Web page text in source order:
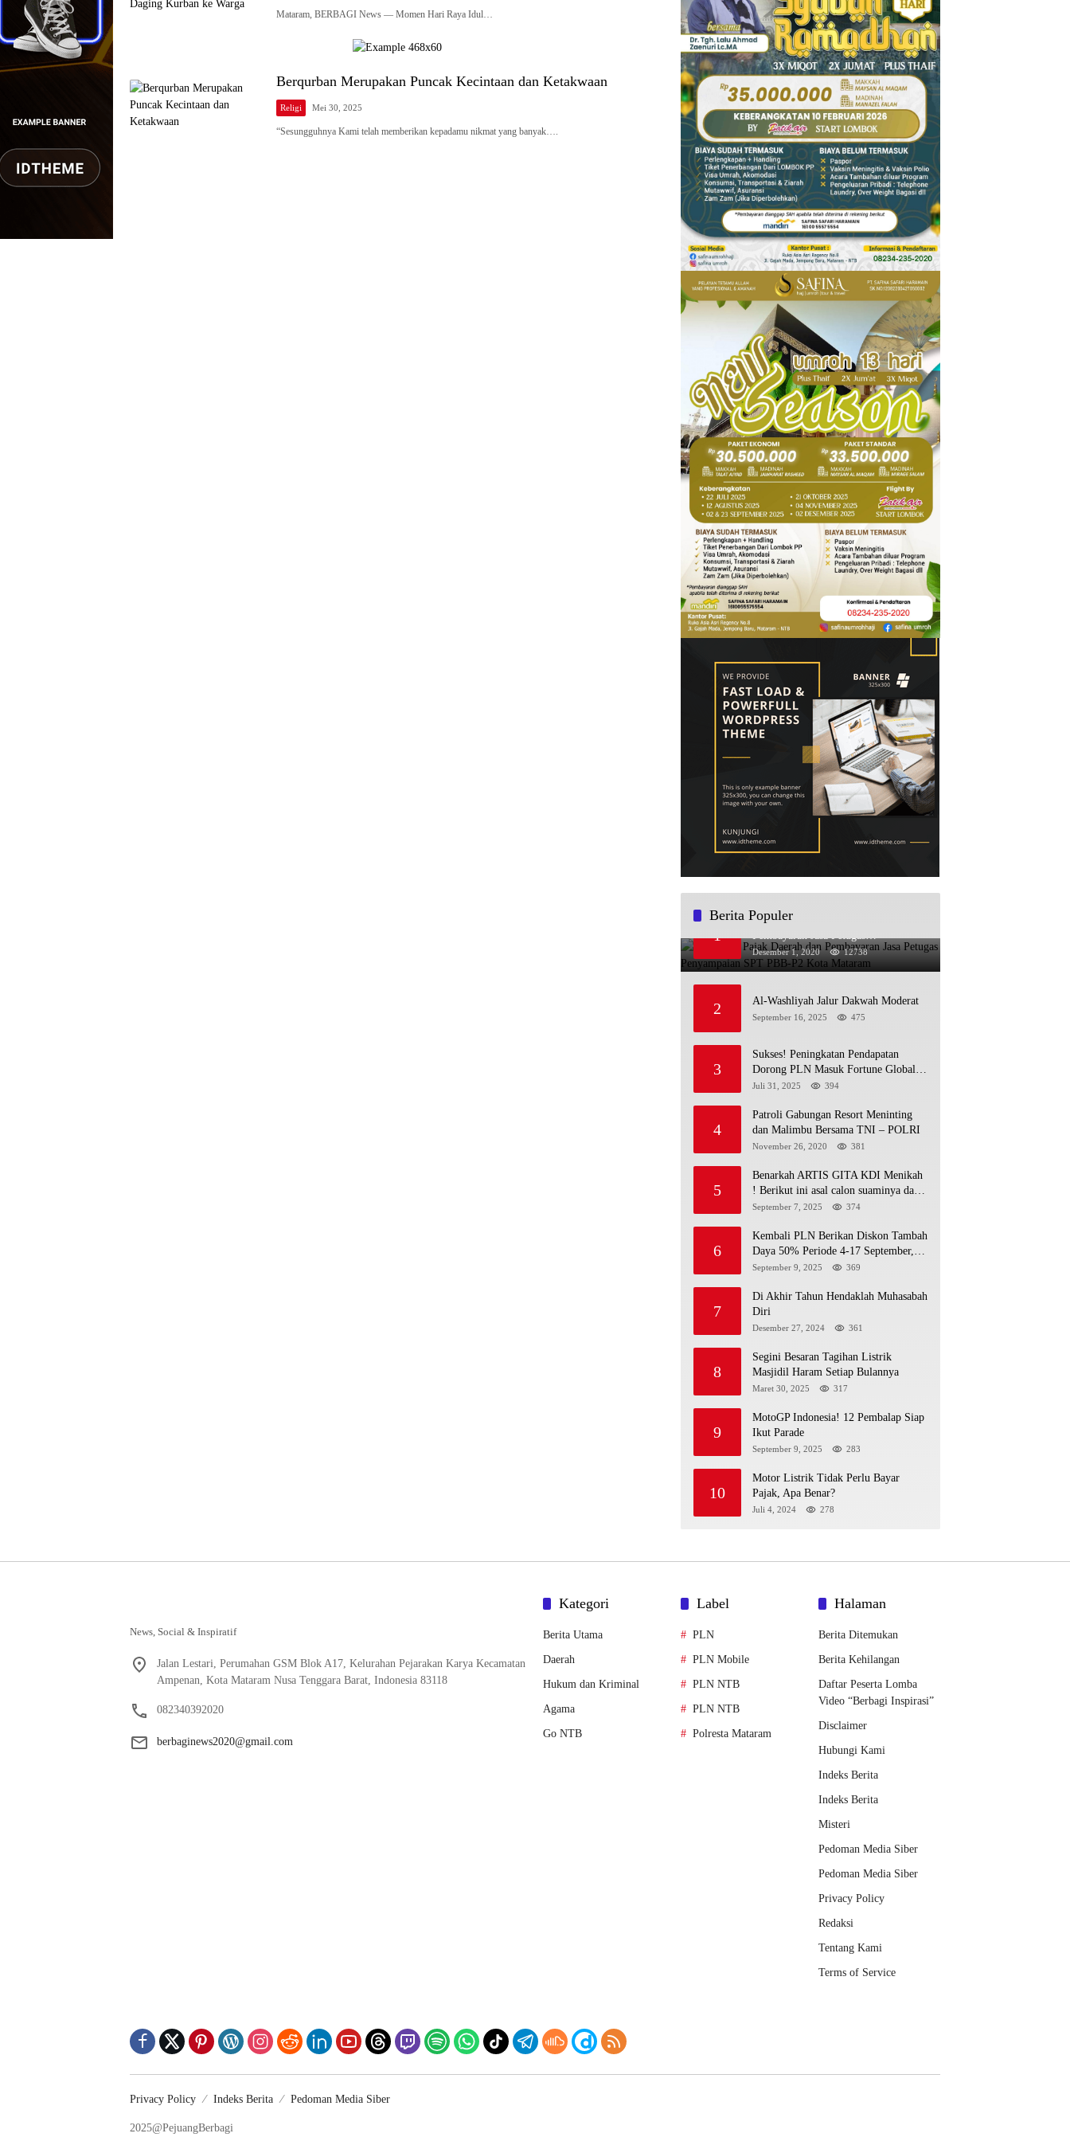
Mataram, BERBAGI News — Momen Hari Raya Idul…
Berqurban Merupakan Puncak Kecintaan dan Ketakwaan
Religi Mei 30, 2025
“Sesungguhnya Kami telah memberikan kepadamu nikmat yang banyak….
Berita Populer
1
Sosialisasi Pajak Daerah dan
Penyampaian SPT PBB-P2 Kota
Mataram
Desember 1, 2020 12738
2 Al-Washliyah Jalur Dakwah Moderat
September 16, 2025 475
3
Sukses! Peningkatan Pendapatan
Dorong PLN Masuk Fortune Global
500
Juli 31, 2025 394
4
Patroli Gabungan Resort Meninting
dan Malimbu Bersama TNI – POLRI
November 26, 2020 381
5
Benarkah ARTIS GITA KDI Menikah
! Berikut ini asal calon suaminya dan
intip undangannya
September 7, 2025 374
6
Kembali PLN Berikan Diskon Tambah
Daya 50% Periode 4-17 September,
Cek Ketentuannya!
September 9, 2025 369
7
Di Akhir Tahun Hendaklah Muhasabah
Diri
Desember 27, 2024 361
8
Segini Besaran Tagihan Listrik
Masjidil Haram Setiap Bulannya
Maret 30, 2025 317
9
MotoGP Indonesia! 12 Pembalap Siap
Ikut Parade
September 9, 2025 283
10
Motor Listrik Tidak Perlu Bayar
Pajak, Apa Benar?
Juli 4, 2024 278
News, Social & Inspiratif
Jalan Lestari, Perumahan GSM Blok A17, Kelurahan Pejarakan Karya Kecamatan
Ampenan, Kota Mataram Nusa Tenggara Barat, Indonesia 83118
082340392020
berbaginews2020@gmail.com
Kategori
Berita Utama
Daerah
Hukum dan Kriminal
Agama
Go NTB
Label
PLN
PLN Mobile
PLN NTB
PLN NTB
Polresta Mataram
Halaman
Berita Ditemukan
Berita Kehilangan
Daftar Peserta Lomba
Video “Berbagi Inspirasi”
Disclaimer
Hubungi Kami
Indeks Berita
Indeks Berita
Misteri
Pedoman Media Siber
Pedoman Media Siber
Privacy Policy
Redaksi
Tentang Kami
Terms of Service
Privacy Policy Indeks Berita Pedoman Media Siber
2025@PejuangBerbagi